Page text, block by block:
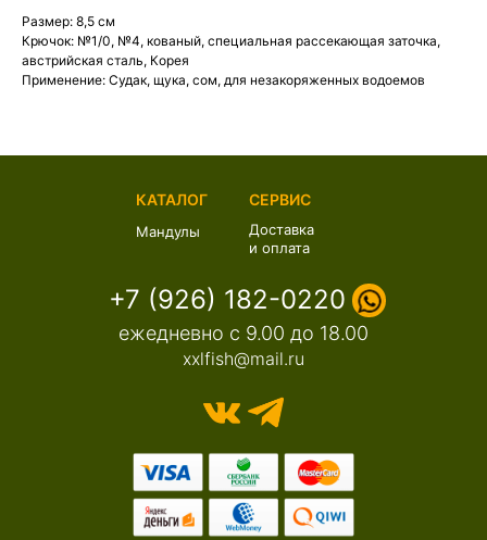
Размер: 8,5 см
Крючок: №1/0, №4, кованый, специальная рассекающая заточка,
австрийская сталь, Корея
Применение: Судак, щука, сом, для незакоряженных водоемов
+7 (926) 182-0220
xxlfish@mail.ru
ежедневно с 9.00 до 18.00
КАТАЛОГ СЕРВИС
Мандулы
Доставка
и оплата